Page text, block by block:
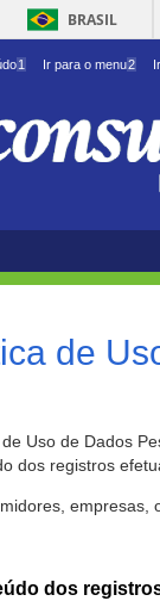
BRASIL
1 Ir para o menu2
de
Uso de Dados
dos registros
empresas,
dos